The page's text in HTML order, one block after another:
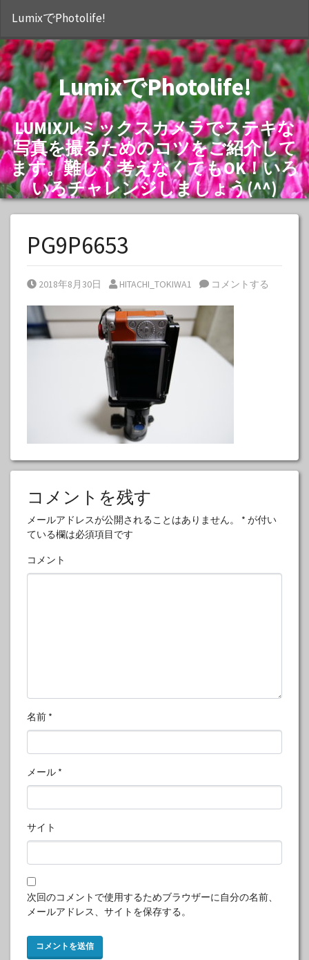
LumixでPhotolife!
LumixでPhotolife!
LUMIXルミックスカメラでステキな
写真を撮るためのコツをご紹介して
ます。難しく考えなくてもOK！いろ
いろチャレンジしましょう(^^)
PG9P6653
Posted on
2018年8月30日 Posted by
HITACHI_TOKIWA1 コメントする
コメントを残す
メールアドレスが公開されることはありません。 * が付い
ている欄は必須項目です
コメント
名前 *
メール *
サイト
次回のコメントで使用するためブラウザーに自分の名前、
メールアドレス、サイトを保存する。